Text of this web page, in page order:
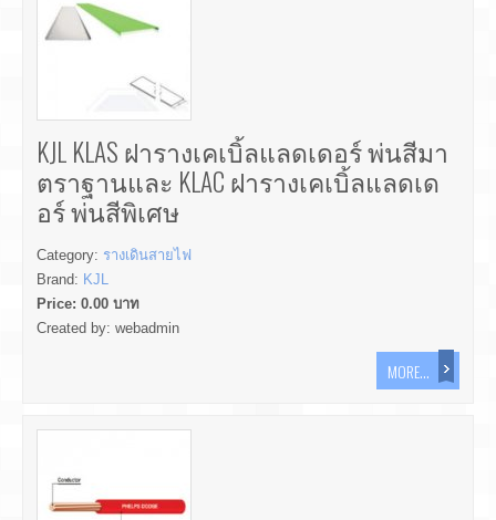
KJL KLAS ฝารางเคเบิ้ลแลดเดอร์ พ่นสีมา
ตราฐานและ KLAC ฝารางเคเบิ้ลแลดเด
อร์ พ่นสีพิเศษ
Category: รางเดินสายไฟ
Brand: KJL
Price: 0.00 บาท
Created by: webadmin
MORE...